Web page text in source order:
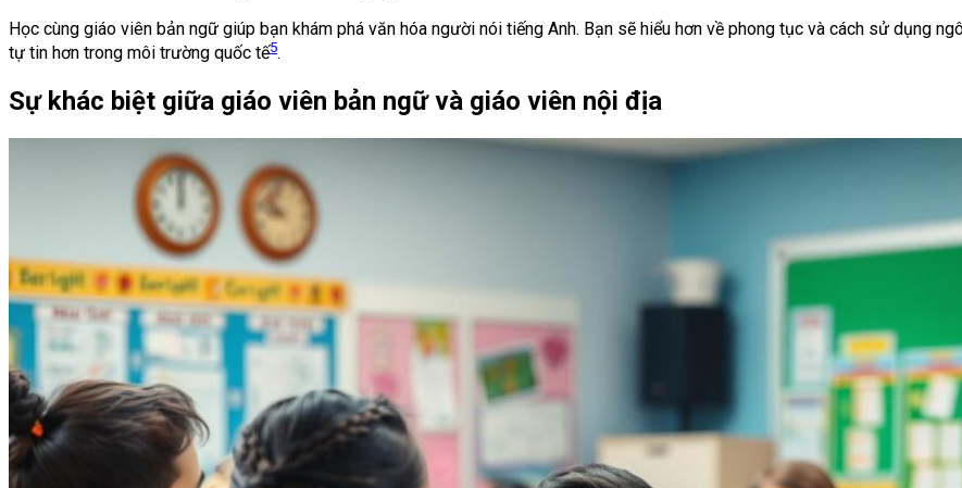
Học cùng giáo viên bản ngữ giúp bạn khám phá văn hóa người nói tiếng Anh. Bạn sẽ hiểu hơn về phong tục và cách sử dụng
tự tin hơn trong môi trường quốc tế5.
Sự khác biệt giữa giáo viên bản ngữ và giáo viên nội địa